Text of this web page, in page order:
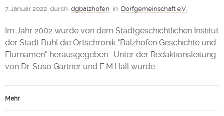
7. Januar 2022 durch dgbalzhofen in Dorfgemeinschaft e.V.
Im Jahr 2002 wurde von dem Stadtgeschichtlichen Institut
der Stadt Bühl die Ortschronik "Balzhofen Geschichte und
Flurnamen" herausgegeben. Unter der Redaktionsleitung
von Dr. Suso Gartner und E.M.Hall wurde.....
Mehr